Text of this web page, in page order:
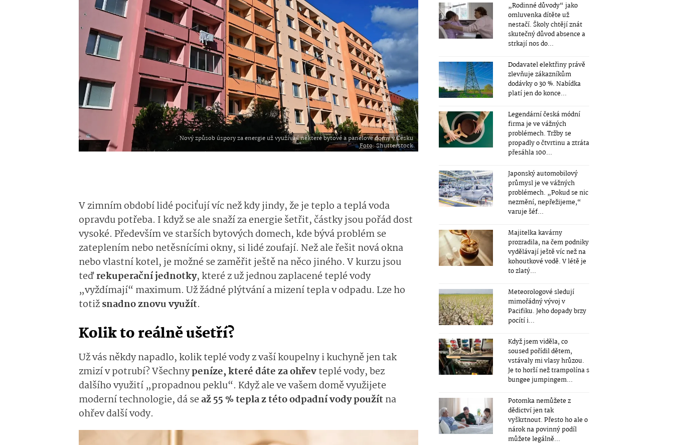
Nový způsob úspory za energie už využívají některé bytové a panelové domy v Česku
Foto: Shutterstock
V zimním období lidé pociťují víc než kdy jindy, že je teplo a teplá voda
opravdu potřeba. I když se ale snaží za energie šetřit, částky jsou pořád dost
vysoké. Především ve starších bytových domech, kde bývá problém se
zateplením nebo netěsnícími okny, si lidé zoufají. Než ale řešit nová okna
nebo vlastní kotel, je možné se zaměřit ještě na něco jiného. V kurzu jsou
teďrekuperační jednotky, které z už jednou zaplacené teplé vody
„vyždímají“ maximum. Už žádné plýtvání a mizení tepla v odpadu. Lze ho
totižsnadno znovu využít.
Kolik to reálně ušetří?
Už vás někdy napadlo, kolik teplé vody z vaší koupelny i kuchyně jen tak
zmizí v potrubí? Všechnypeníze, které dáte za ohřevteplé vody, bez
dalšího využití „propadnou peklu“. Když ale ve vašem domě využijete
moderní technologie, dá seaž 55 % tepla z této odpadní vody použítna
ohřev další vody.
„Rodinné důvody“ jako
omluvenka dítěte už
nestačí. Školy chtějí znát
skutečný důvod absence a
strkají nos do...
Dodavatel elektřiny právě
zlevňuje zákazníkům
dodávky o 30 %. Nabídka
platí jen do konce...
Legendární česká módní
firma je ve vážných
problémech. Tržby se
propadly o čtvrtinu a ztráta
přesáhla 100...
Japonský automobilový
průmysl je ve vážných
problémech. „Pokud se nic
nezmění, nepřežijeme,“
varuje šéf...
Majitelka kavárny
prozradila, na čem podniky
vydělávají ještě víc než na
kohoutkové vodě. V létě je
to zlatý...
Meteorologové sledují
mimořádný vývoj v
Pacifiku. Jeho dopady brzy
pocítí i...
Když jsem viděla, co
soused pořídil dětem,
vstávaly mi vlasy hrůzou.
Je to horší než trampolína s
bungee jumpingem...
Potomka nemůžete z
dědictví jen tak
vyškrtnout. Přesto ho ale o
nárok na povinný podíl
můžete legálně...